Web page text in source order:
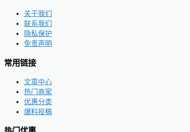
关于我们
联系我们
隐私保护
免责声明
常用链接
文章中心
热门商家
优惠分类
爆料投稿